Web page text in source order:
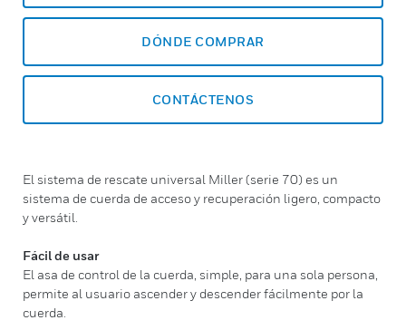
DÓNDE COMPRAR
CONTÁCTENOS
El sistema de rescate universal Miller (serie 70) es un
sistema de cuerda de acceso y recuperación ligero, compacto
y versátil.
Fácil de usar
El asa de control de la cuerda, simple, para una sola persona,
permite al usuario ascender y descender fácilmente por la
cuerda.